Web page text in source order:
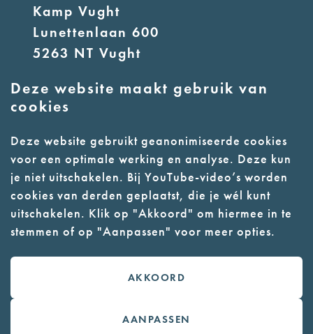
Deze website maakt gebruik van
cookies
Deze website gebruikt geanonimiseerde cookies
voor een optimale werking en analyse. Deze kun
je niet uitschakelen. Bij YouTube-video’s worden
cookies van derden geplaatst, die je wél kunt
uitschakelen. Klik op "Akkoord" om hiermee in te
stemmen of op "Aanpassen" voor meer opties.
AKKOORD
AANPASSEN
Kamp Vught
Lunettenlaan 600
5263 NT Vught
E:info@nmkampvught.nl
- Parkeer in de vakken of in de
parkeergarage (begane grond)
- Alleen geleidehonden
toegestaan